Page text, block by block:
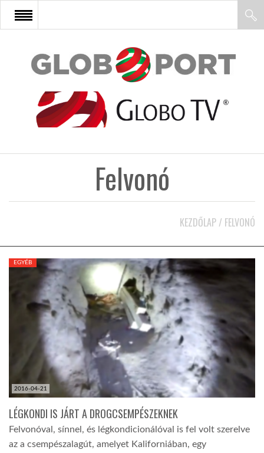
FŐOLDAL
AFRIKA
KÖZEL-KELET
AUSZTRÁLIA
A VILÁG ITTHON
Felvonó
KEZDŐLAP / FELVONÓ
2016-04-21
EGYÉB
LÉGKONDI IS JÁRT A DROGCSEMPÉSZEKNEK
Felvonóval, sínnel, és légkondicionálóval is fel volt szerelve
az a csempészalagút, amelyet Kaliforniában, egy